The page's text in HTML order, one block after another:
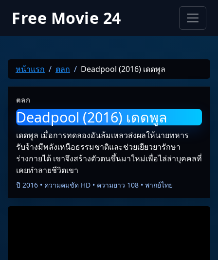
Free Movie 24
หน้าแรก ตลก Deadpool (2016) เดดพูล
ตลก
Deadpool (2016) เดดพูล
เดดพูล เมื่อการทดลองอันล้มเหลวส่งผลให้นายทหาร
รับจ้างมีพลังเหนือธรรมชาติและช่วยเยียวยารักษา
ร่างกายได้ เขาจึงสร้างตัวตนขึ้นมาใหม่เพื่อไล่ล่าบุคคลที่
เคยทำลายชีวิตเขา
ปี 2016 • ความคมชัด HD • ความยาว 108 • พากย์ไทย